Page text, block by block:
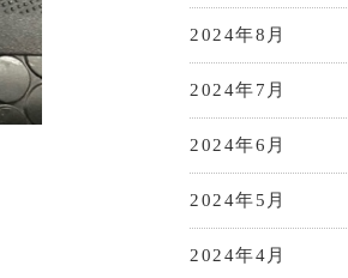
2024年8月
2024年7月
2024年6月
2024年5月
2024年4月